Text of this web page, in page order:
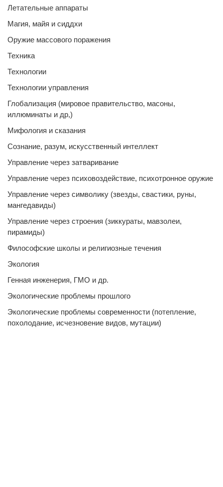
Летательные аппараты
Магия, майя и сиддхи
Оружие массового поражения
Техника
Технологии
Технологии управления
Глобализация (мировое правительство, масоны,
иллюминаты и др,)
Мифология и сказания
Сознание, разум, искусственный интеллект
Управление через затваривание
Управление через психовоздействие, психотронное оружие
Управление через символику (звезды, свастики, руны,
мангедавиды)
Управление через строения (зиккураты, мавзолеи,
пирамиды)
Философские школы и религиозные течения
Экология
Генная инженерия, ГМО и др.
Экологические проблемы прошлого
Экологические проблемы современности (потепление,
похолодание, исчезновение видов, мутации)